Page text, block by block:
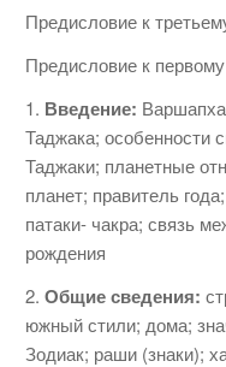
Предисловие к
Предисловие к
1. Введение:
Таджака; особенности
Таджаки; планетные
планет; правитель
патаки- чакра; связь
рождения
2. Общие сведения:
южный стили; дома;
Зодиак; раши (знаки);